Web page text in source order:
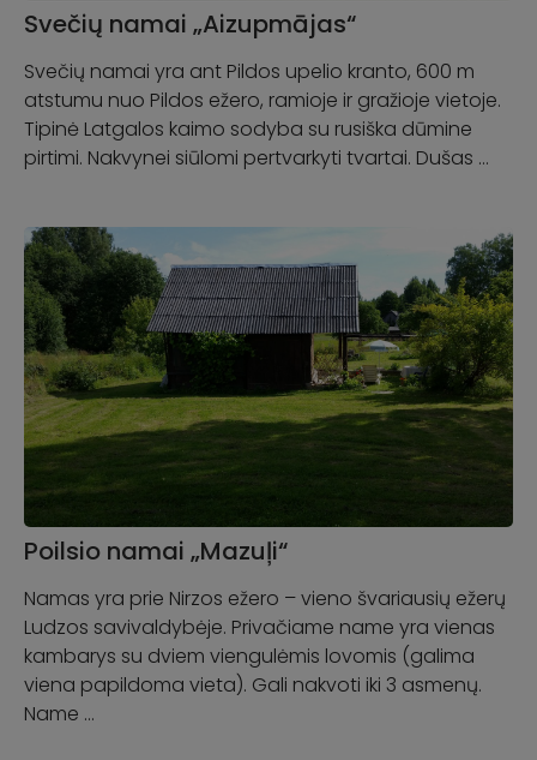
Svečių namai „Aizupmājas“
Svečių namai yra ant Pildos upelio kranto, 600 m
atstumu nuo Pildos ežero, ramioje ir gražioje vietoje.
Tipinė Latgalos kaimo sodyba su rusiška dūmine
pirtimi. Nakvynei siūlomi pertvarkyti tvartai. Dušas …
Poilsio namai „Mazuļi“
Namas yra prie Nirzos ežero – vieno švariausių ežerų
Ludzos savivaldybėje. Privačiame name yra vienas
kambarys su dviem viengulėmis lovomis (galima
viena papildoma vieta). Gali nakvoti iki 3 asmenų.
Name …